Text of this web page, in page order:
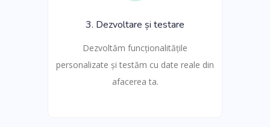
3. Dezvoltare și testare
Dezvoltăm funcționalitățile
personalizate și testăm cu date reale din
afacerea ta.